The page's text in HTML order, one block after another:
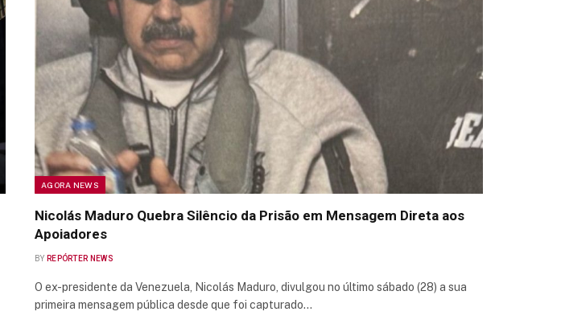
AGORA NEWS
Nicolás Maduro Quebra Silêncio da Prisão em Mensagem Direta aos
Apoiadores
BY REPÓRTER NEWS
O ex-presidente da Venezuela, Nicolás Maduro, divulgou no último sábado (28) a sua
primeira mensagem pública desde que foi capturado…